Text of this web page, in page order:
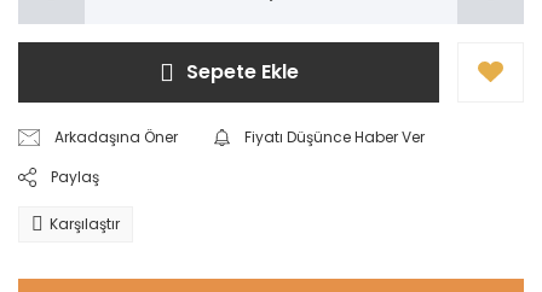
Sepete Ekle
Arkadaşına Öner
Fiyatı Düşünce Haber Ver
Paylaş
Karşılaştır